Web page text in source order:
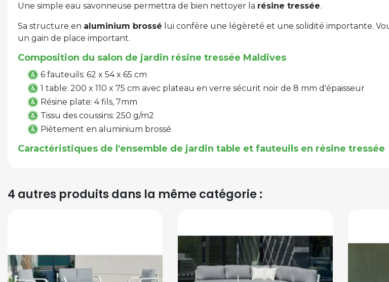
Une simple eau savonneuse permettra de bien nettoyer la résine tressée.
Sa structure en aluminium brossé lui confère une légèreté et une solidité importante.
un gain de place important.
Composition du salon de jardin résine tressée Maldives
6 fauteuils: 62 x 54 x 65 cm
1 table: 200 x 110 x 75 cm avec plateau en verre sécurit noir de 8 mm d'épaisseur
Résine plate: 4 fils, 7mm
Tissu des coussins: 250 g/m2
Piètement en aluminium brossé
Caractéristiques de l'ensemble de jardin table et fauteuils en résine tressée
4 autres produits dans la même catégorie :